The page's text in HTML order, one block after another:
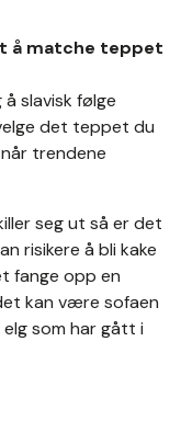
å matche teppet
å slavisk følge
det teppet du
trendene
seg ut så er det
risikere å bli kake
fange opp en
kan være sofaen
som har gått i